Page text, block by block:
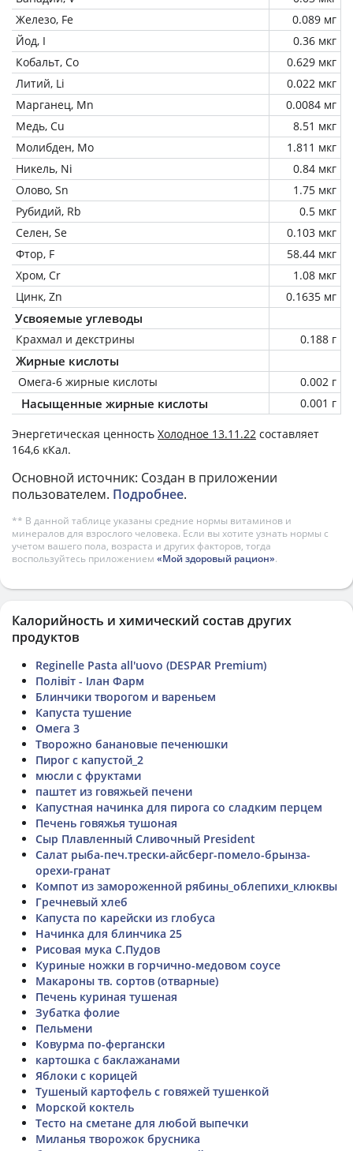
Железо, Fe
0.089 мг
Йод, I
0.36 мкг
Кобальт, Co
0.629 мкг
Литий, Li
0.022 мкг
Марганец, Mn
0.0084 мг
Медь, Cu
8.51 мкг
Молибден, Mo
1.811 мкг
Никель, Ni
0.84 мкг
Олово, Sn
1.75 мкг
Рубидий, Rb
0.5 мкг
Селен, Se
0.103 мкг
Фтор, F
58.44 мкг
Хром, Cr
1.08 мкг
Цинк, Zn
0.1635 мг
Усвояемые углеводы
Крахмал и декстрины 0.188 г
Жирные кислоты
Омега-6 жирные кислоты 0.002 г
Насыщенные жирные кислоты 0.001 г
Энергетическая ценность Холодное 13.11.22 составляет
164,6 кКал.
Основной источник: Создан в приложении
пользователем. Подробнее.
** В данной таблице указаны средние нормы витаминов и
минералов для взрослого человека. Если вы хотите узнать нормы с
учетом вашего пола, возраста и других факторов, тогда
воспользуйтесь приложением «Мой здоровый рацион».
Калорийность и химический состав других
продуктов
Reginelle Pasta all'uovo (DESPAR Premium)
Полівіт - Ілан Фарм
Блинчики творогом и вареньем
Капуста тушение
Омега 3
Творожно банановые печенюшки
Пирог с капустой_2
мюсли с фруктами
паштет из говяжьей печени
Капустная начинка для пирога со сладким перцем
Печень говяжья тушоная
Сыр Плавленный Сливочный President
Салат рыба-печ.трески-айсберг-помело-брынза-
орехи-гранат
Компот из замороженной рябины_облепихи_клюквы
Гречневый хлеб
Капуста по карейски из глобуса
Начинка для блинчика 25
Рисовая мука С.Пудов
Куриные ножки в горчично-медовом соусе
Макароны тв. сортов (отварные)
Печень куриная тушеная
Зубатка фолие
Пельмени
Ковурма по-фергански
картошка с баклажанами
Яблоки с корицей
Тушеный картофель с говяжей тушенкой
Морской коктель
Тесто на сметане для любой выпечки
Миланья творожок брусника